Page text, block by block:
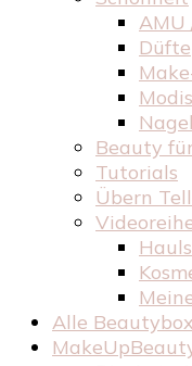
AMU
Düfte
Beauty
Tutorials
Übern
Alle